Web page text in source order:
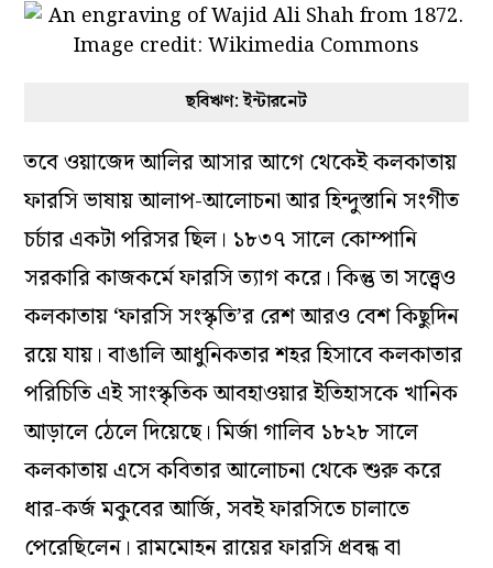
ছবিঋণ: ইন্টারনেট
তবে ওয়াজেদ আলির আসার আগে থেকেই কলকাতায়
ফারসি ভাষায় আলাপ-আলোচনা আর হিন্দুস্তানি সংগীত
চর্চার একটা পরিসর ছিল। ১৮৩৭ সালে কোম্পানি
সরকারি কাজকর্মে ফারসি ত্যাগ করে। কিন্তু তা সত্ত্বেও
কলকাতায় ‘ফারসি সংস্কৃতি’র রেশ আরও বেশ কিছুদিন
রয়ে যায়। বাঙালি আধুনিকতার শহর হিসাবে কলকাতার
পরিচিতি এই সাংস্কৃতিক আবহাওয়ার ইতিহাসকে খানিক
আড়ালে ঠেলে দিয়েছে। মির্জা গালিব ১৮২৮ সালে
কলকাতায় এসে কবিতার আলোচনা থেকে শুরু করে
ধার-কর্জ মকুবের আর্জি, সবই ফারসিতে চালাতে
পেরেছিলেন। রামমোহন রায়ের ফারসি প্রবন্ধ বা